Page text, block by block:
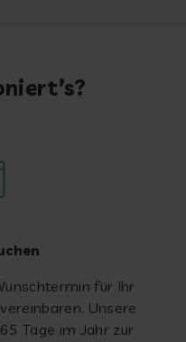
für Ihr
Unsere
Tage im Jahr zur